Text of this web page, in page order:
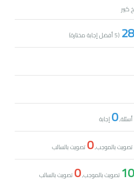
كبير
(
5أفضل إجابة مختارة)
أسئلة,0 إجابة
تصويت بالموجب,0تصويت بالسالب
تصويت بالموجب,0تصويت بالسالب